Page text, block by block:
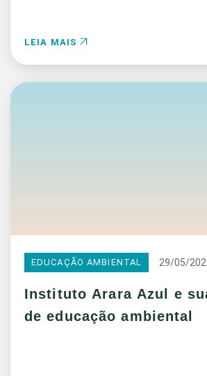
LEIA MAIS
EDUCAÇÃO AMBIENTAL 29/05/
Instituto Arara Azul e
de educação ambiental